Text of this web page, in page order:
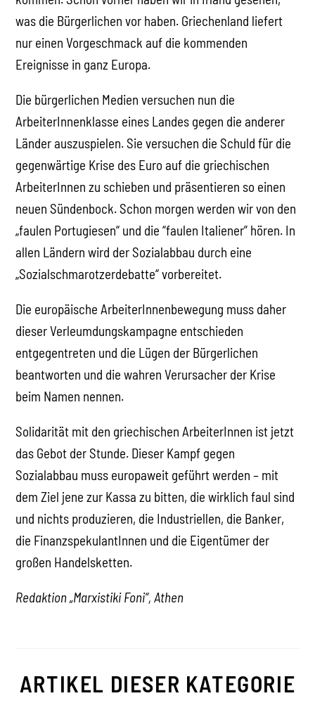
was die Bürgerlichen vor haben. Griechenland liefert
nur einen Vorgeschmack auf die kommenden
Ereignisse in ganz Europa.
Die bürgerlichen Medien versuchen nun die
ArbeiterInnenklasse eines Landes gegen die anderer
Länder auszuspielen. Sie versuchen die Schuld für die
gegenwärtige Krise des Euro auf die griechischen
ArbeiterInnen zu schieben und präsentieren so einen
neuen Sündenbock. Schon morgen werden wir von den
„faulen Portugiesen“ und die “faulen Italiener” hören. In
allen Ländern wird der Sozialabbau durch eine
„Sozialschmarotzerdebatte“ vorbereitet.
Die europäische ArbeiterInnenbewegung muss daher
dieser Verleumdungskampagne entschieden
entgegentreten und die Lügen der Bürgerlichen
beantworten und die wahren Verursacher der Krise
beim Namen nennen.
Solidarität mit den griechischen ArbeiterInnen ist jetzt
das Gebot der Stunde. Dieser Kampf gegen
Sozialabbau muss europaweit geführt werden – mit
dem Ziel jene zur Kassa zu bitten, die wirklich faul sind
und nichts produzieren, die Industriellen, die Banker,
die FinanzspekulantInnen und die Eigentümer der
großen Handelsketten.
Redaktion „Marxistiki Foni“, Athen
ARTIKEL DIESER KATEGORIE